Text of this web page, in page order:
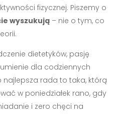
fizycznej. Piszemy o
wyszukują – nie o tym, co
dietetyków, pasję
dla codziennych
najlepsza rada to taka, którą
w poniedziałek rano, gdy
i zero chęci na